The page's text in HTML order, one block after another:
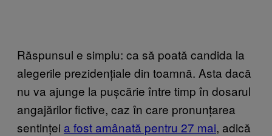
Răspunsul e simplu: ca să poată candida la
alegerile prezidențiale din toamnă. Asta dacă
nu va ajunge la pușcărie între timp în dosarul
angajărilor fictive, caz în care pronunțarea
sentinței a fost amânată pentru 27 mai, adică